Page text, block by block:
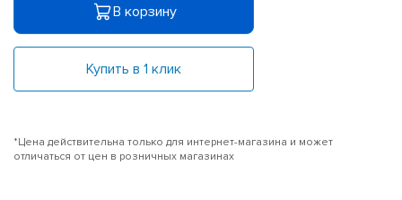
В корзину
Купить в 1 клик
*Цена действительна только для интернет-магазина и может
отличаться от цен в розничных магазинах